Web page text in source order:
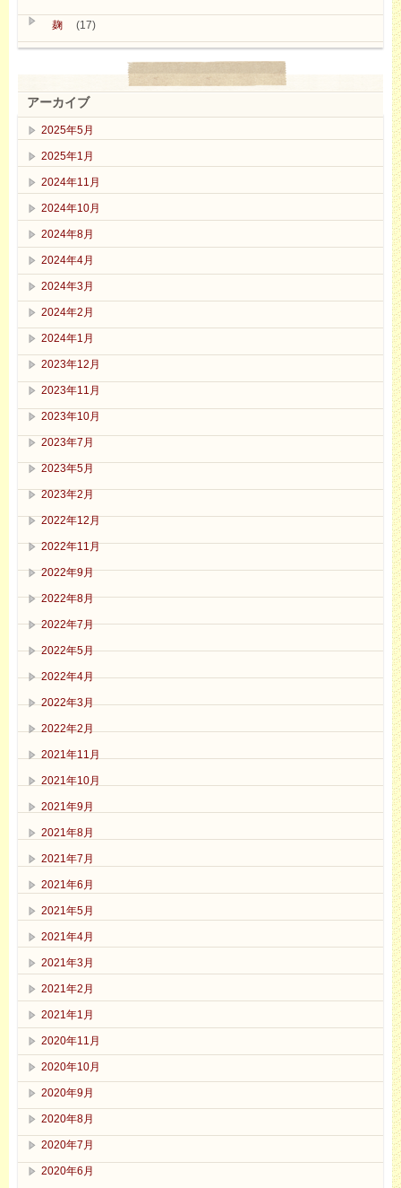
麹 (17)
アーカイブ
2025年5月
2025年1月
2024年11月
2024年10月
2024年8月
2024年4月
2024年3月
2024年2月
2024年1月
2023年12月
2023年11月
2023年10月
2023年7月
2023年5月
2023年2月
2022年12月
2022年11月
2022年9月
2022年8月
2022年7月
2022年5月
2022年4月
2022年3月
2022年2月
2021年11月
2021年10月
2021年9月
2021年8月
2021年7月
2021年6月
2021年5月
2021年4月
2021年3月
2021年2月
2021年1月
2020年11月
2020年10月
2020年9月
2020年8月
2020年7月
2020年6月